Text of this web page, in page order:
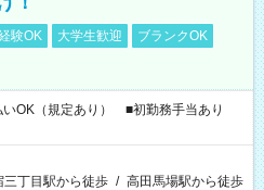
験OK 大学生歓迎
ブランクOK
OK（規定あり） ■初勤務手当あり
三丁目駅から徒歩 / 高田馬場駅から徒歩